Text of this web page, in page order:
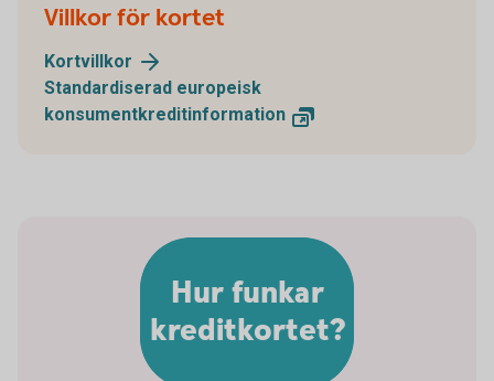
Villkor för kortet
Kortvillkor
Standardiserad europeisk
konsumentkreditinformation
Hur funkar
kreditkortet?